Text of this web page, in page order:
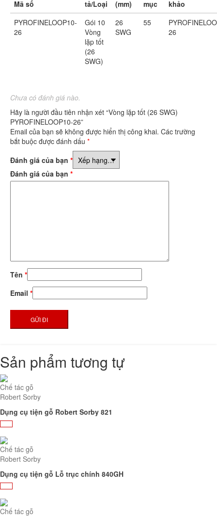
Mã số tả/Loại (mm) mục
khảo
PYROFINELOOP10-
26
Gói 10
Vòng
lặp tốt
(26
SWG)
26
SWG
55
26
Chưa có đánh giá nào.
Hãy là người đầu tiên nhận xét “Vòng lặp tốt (26 SWG)
PYROFINELOOP10-26”
Email của bạn sẽ không được hiển thị công khai. Các trường
bắt buộc được đánh dấu *
Đánh giá của bạn *
Đánh giá của bạn *
Tên *
Email *
Sản phẩm tương tự
Chế tác gỗ
Robert Sorby
Dụng cụ tiện gỗ Robert Sorby 821
Chế tác gỗ
Robert Sorby
Dụng cụ tiện gỗ Lỗ trục chính 840GH
Chế tác gỗ